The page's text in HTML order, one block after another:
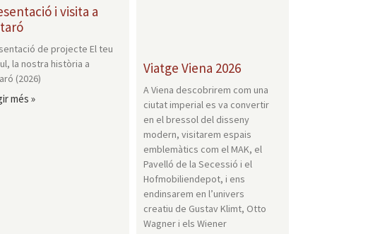
i visita a
de projecte El teu
la nostra història a
(2026)
més »
Viatge Viena 2026
A Viena descobrirem com una
ciutat imperial es va convertir
en el bressol del disseny
modern, visitarem espais
emblemàtics com el MAK, el
Pavelló de la Secessió i el
Hofmobiliendepot, i ens
endinsarem en l’univers
creatiu de Gustav Klimt, Otto
Wagner i els Wiener